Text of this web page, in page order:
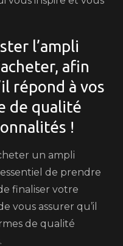
l’ampli
afin
répond à vos
de qualité
!
un ampli
de prendre
finaliser votre
vous assurer qu’il
de qualité